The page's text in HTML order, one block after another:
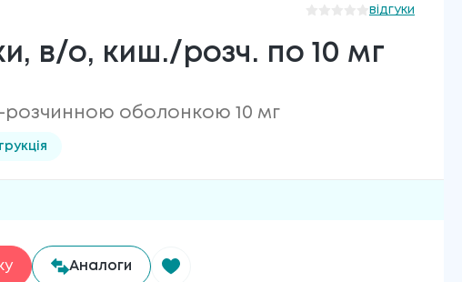
відгуки
в/о, киш./розч. по 10 мг
розчинною оболонкою 10 мг
Аналоги